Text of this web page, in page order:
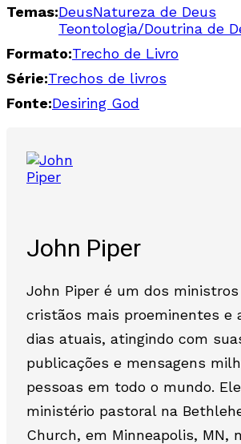
Temas:DeusNatureza de Deus
Teontologia/Doutrina de
Formato:Trecho de Livro
Série:Trechos de livros
Fonte:Desiring God
John Piper
John Piper é um dos
cristãos mais proeminentes e
dias atuais, atingindo com
publicações e mensagens
pessoas em todo o mundo.
ministério pastoral na
Church, em Minneapolis, MN,